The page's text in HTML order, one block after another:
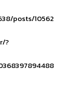
posts/10562
?